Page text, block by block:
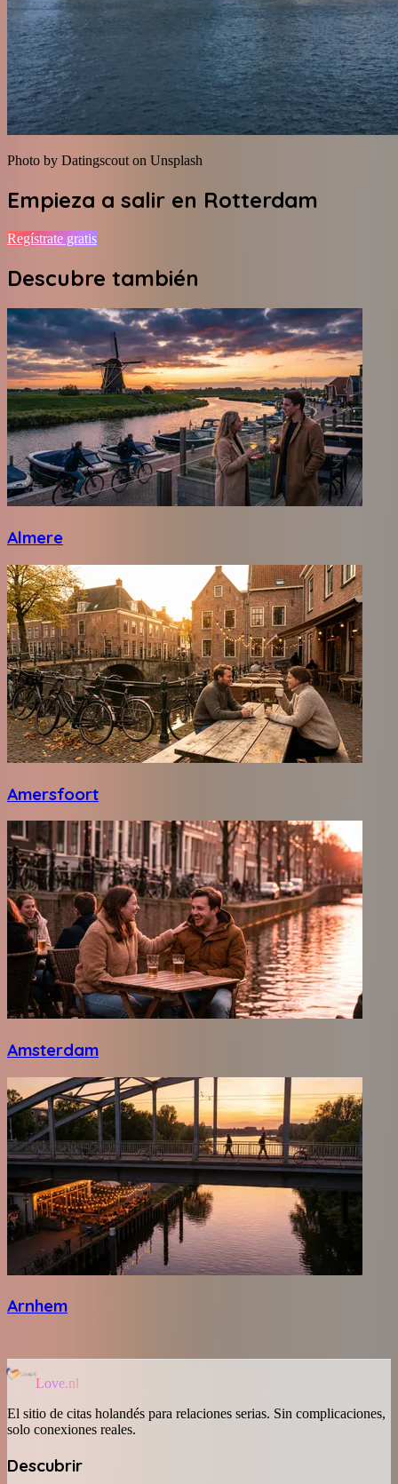
Photo by Datingscout on Unsplash
Empieza a salir en Rotterdam
Regístrate gratis
Descubre también
Almere
Amersfoort
Amsterdam
Arnhem
Love.nl
El sitio de citas holandés para relaciones serias. Sin complicaciones,
solo conexiones reales.
Descubrir